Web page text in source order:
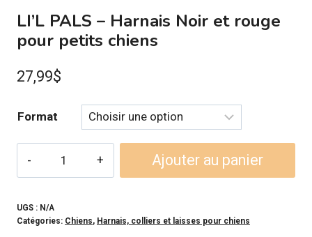
LI’L PALS – Harnais Noir et rouge
pour petits chiens
27,99$
Format
PALS
–
Ajouter au panier
UGS : N/A
Catégories: Chiens, Harnais, colliers et laisses pour chiens